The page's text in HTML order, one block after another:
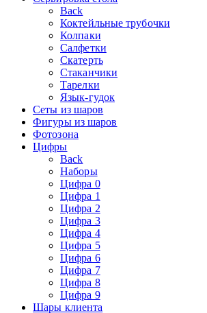
Back
Коктейльные трубочки
Колпаки
Салфетки
Скатерть
Стаканчики
Тарелки
Язык-гудок
Сеты из шаров
Фигуры из шаров
Фотозона
Цифры
Back
Наборы
Цифра 0
Цифра 1
Цифра 2
Цифра 3
Цифра 4
Цифра 5
Цифра 6
Цифра 7
Цифра 8
Цифра 9
Шары клиента